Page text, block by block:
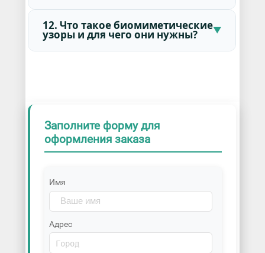
12. Что такое биомиметические
узоры и для чего они нужны?
Заполните форму для
оформления заказа
Имя
Адрес